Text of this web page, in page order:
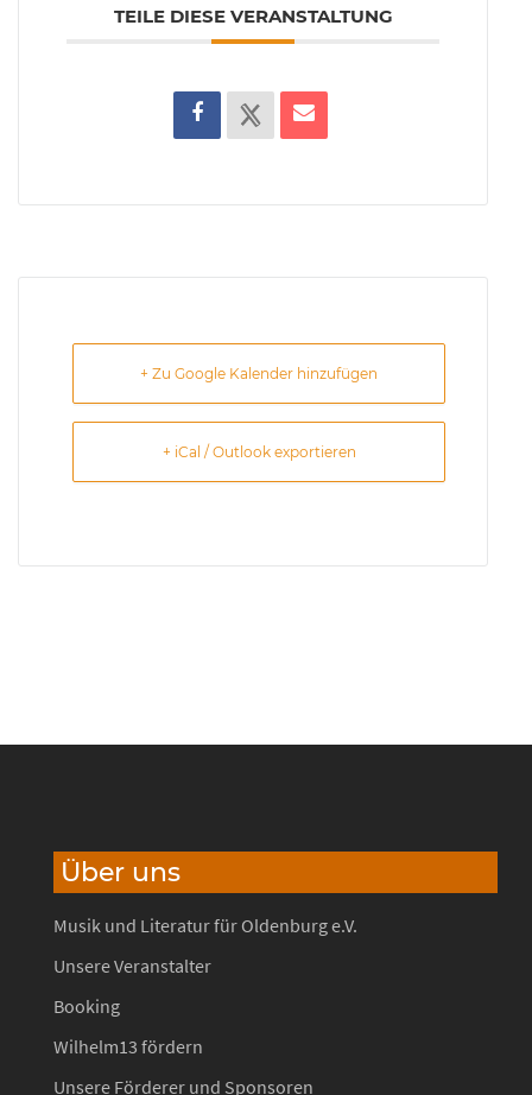
TEILE DIESE VERANSTALTUNG
+ Zu Google Kalender hinzufügen
+ iCal / Outlook exportieren
Über uns
Musik und Literatur für Oldenburg e.V.
Unsere Veranstalter
Booking
Wilhelm13 fördern
Unsere Förderer und Sponsoren